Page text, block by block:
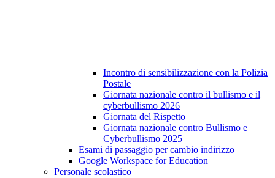
Incontro di sensibilizzazione con la Polizia
Postale
Giornata nazionale contro il bullismo e il
cyberbullismo 2026
Giornata del Rispetto
Giornata nazionale contro Bullismo e
Cyberbullismo 2025
Esami di passaggio per cambio indirizzo
Google Workspace for Education
Personale scolastico